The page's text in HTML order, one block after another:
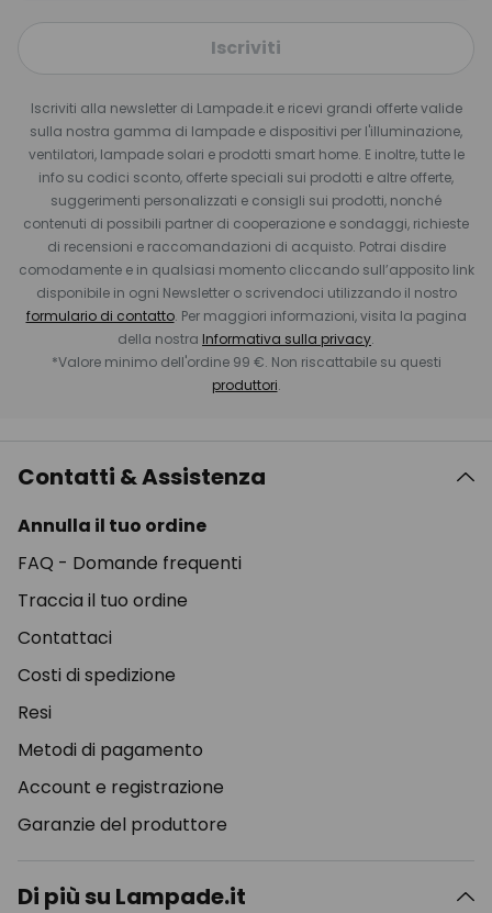
Iscriviti
Iscriviti alla newsletter di Lampade.it e ricevi grandi offerte valide
sulla nostra gamma di lampade e dispositivi per l'illuminazione,
ventilatori, lampade solari e prodotti smart home. E inoltre, tutte le
info su codici sconto, offerte speciali sui prodotti e altre offerte,
suggerimenti personalizzati e consigli sui prodotti, nonché
contenuti di possibili partner di cooperazione e sondaggi, richieste
di recensioni e raccomandazioni di acquisto. Potrai disdire
comodamente e in qualsiasi momento cliccando sull’apposito link
disponibile in ogni Newsletter o scrivendoci utilizzando il nostro
formulario di contatto. Per maggiori informazioni, visita la pagina
della nostra Informativa sulla privacy.
*Valore minimo dell'ordine 99 €. Non riscattabile su questi
produttori.
Contatti & Assistenza
Annulla il tuo ordine
FAQ - Domande frequenti
Traccia il tuo ordine
Contattaci
Costi di spedizione
Resi
Metodi di pagamento
Account e registrazione
Garanzie del produttore
Di più su Lampade.it